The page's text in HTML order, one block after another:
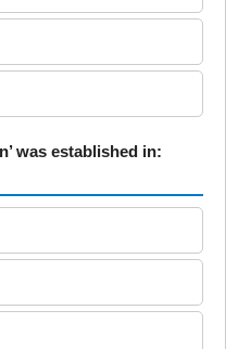
was established in: